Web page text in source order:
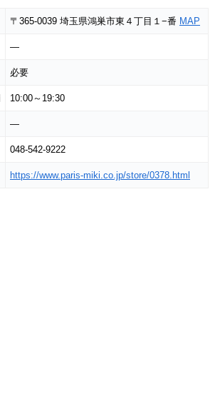
〒365-0039 埼玉県鴻巣市東４丁目１−番 MAP
―
必要
10:00～19:30
―
048-542-9222
https://www.paris-miki.co.jp/store/0378.html